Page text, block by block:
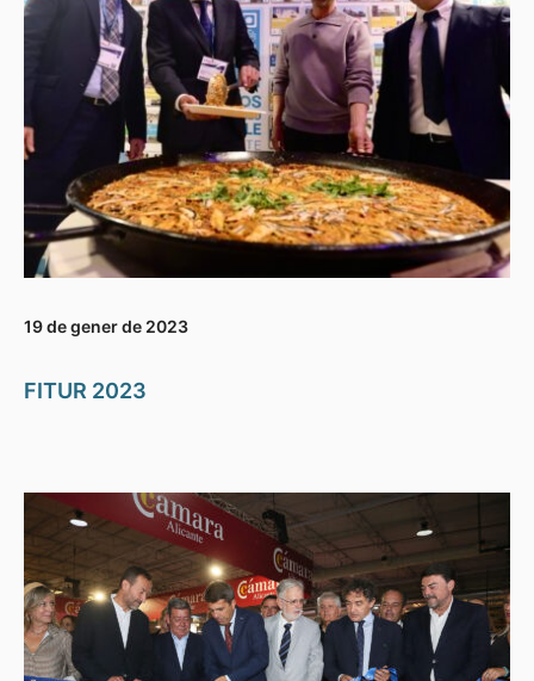
19 de gener de 2023
FITUR 2023